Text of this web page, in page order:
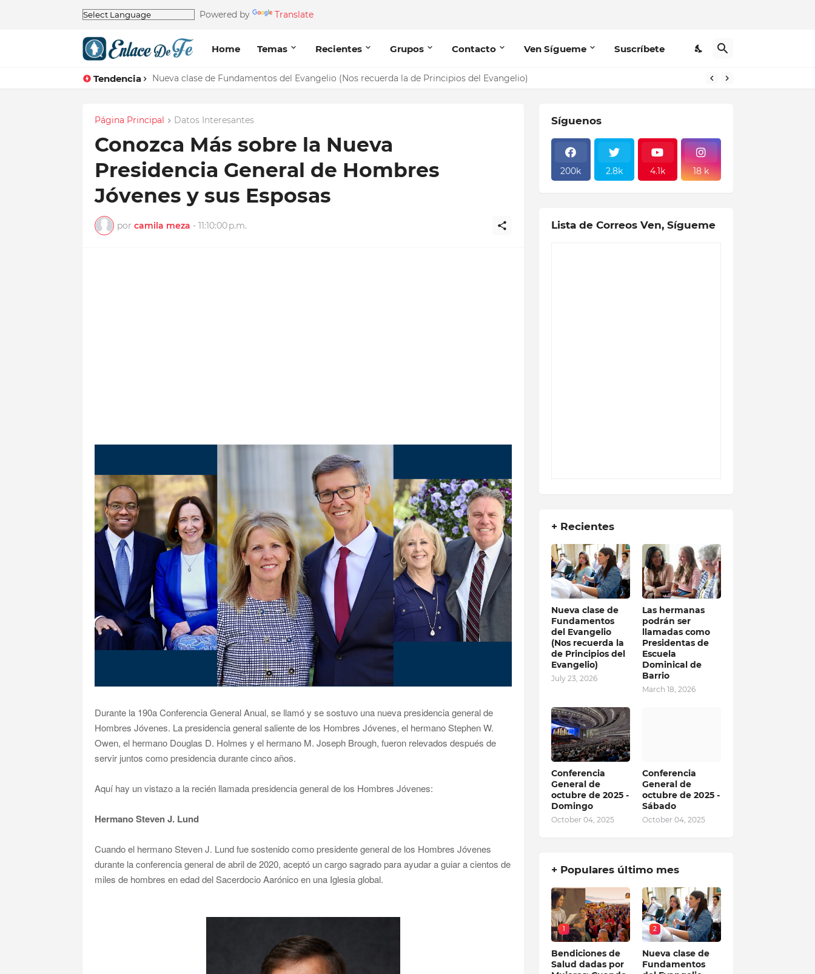
Powered by Translate
Home Temas Recientes Grupos Contacto Ven Sígueme Suscríbete
Tendencia Nueva clase de Fundamentos del Evangelio (Nos recuerda la de Principios del Evangelio)
Página Principal Datos Interesantes
Conozca Más sobre la Nueva
Presidencia General de Hombres
Jóvenes y sus Esposas
por camila meza - 11:10:00 p.m.
Durante la 190a Conferencia General Anual, se llamó y se sostuvo una nueva presidencia general de
Hombres Jóvenes. La presidencia general saliente de los Hombres Jóvenes, el hermano Stephen W.
Owen, el hermano Douglas D. Holmes y el hermano M. Joseph Brough, fueron relevados después de
servir juntos como presidencia durante cinco años.
Aquí hay un vistazo a la recién llamada presidencia general de los Hombres Jóvenes:
Hermano Steven J. Lund
Cuando el hermano Steven J. Lund fue sostenido como presidente general de los Hombres Jóvenes
durante la conferencia general de abril de 2020, aceptó un cargo sagrado para ayudar a guiar a cientos de
miles de hombres en edad del Sacerdocio Aarónico en una Iglesia global.
Síguenos
200k 2.8k 4.1k 18 k
Lista de Correos Ven, Sígueme
+ Recientes
Nueva clase de
Fundamentos
del Evangelio
(Nos recuerda la
de Principios del
Evangelio)
July 23, 2026
Las hermanas
podrán ser
llamadas como
Presidentas de
Escuela
Dominical de
Barrio
March 18, 2026
Conferencia
General de
octubre de 2025 -
Domingo
October 04, 2025
Conferencia
General de
octubre de 2025 -
Sábado
October 04, 2025
+ Populares último mes
1
Bendiciones de
Salud dadas por
2
Nueva clase de
Fundamentos